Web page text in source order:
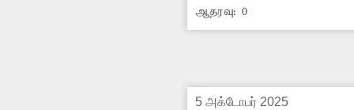
உள்ளது. எனவே
ஆதரவு: 0
5 அக்டோபர் 2025